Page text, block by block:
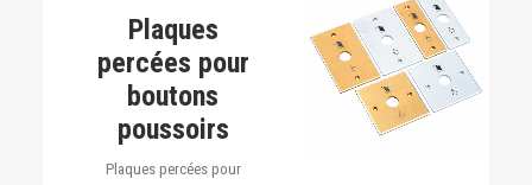
Plaques
percées pour
boutons
poussoirs
Plaques percées pour